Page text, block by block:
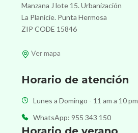
Manzana J lote 15. Urbanización
La Planicie. Punta Hermosa
ZIP CODE 15846
Ver mapa
Horario de atención
Lunes a Domingo - 11 am a 10 pm
WhatsApp: 955 343 150